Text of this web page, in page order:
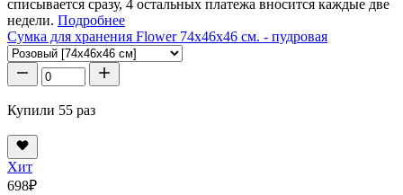
списывается сразу, 4 остальных платежа вносится каждые две
недели. Подробнее
Сумка для хранения Flower 74x46x46 см. - пудровая
Купили 55 раз
Хит
698₽